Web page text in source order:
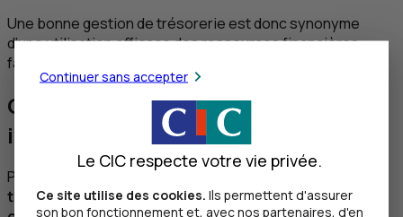
Une bonne gestion de trésorerie est donc synonyme
d’une utilisation efficace des ressources financières,
favorisant la croissance à long terme.
Quel est le niveau de trésorerie
idéal pour une entreprise ?
Pour maintenir un niveau de trésorerie idéal, il s’agit de
trouver un équilibre entre sécurité financière et
Continuer sans accepter
Le CIC respecte votre vie privée.
Ce site utilise des cookies. Ils permettent d'assurer
son bon fonctionnement et, avec nos partenaires, d'en